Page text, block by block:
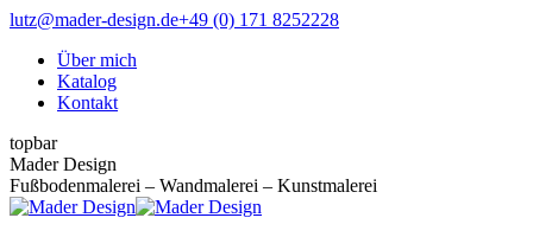
Zum
springen
lutz@mader-design.de+49 (0) 171 8252228
Über mich
Katalog
Kontakt
topbar
Instagram
page
opens
Pinterest
page
opens
Mader Design
Fußbodenmalerei – Wandmalerei – Kunstmalerei